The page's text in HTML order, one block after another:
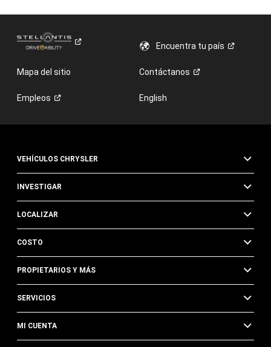
Encuentra tupaís
Mapa del sitio Contáctanos
Empleos English
VEHÍCULOS CHRYSLER
INVESTIGAR
LOCALIZAR
COSTO
PROPIETARIOS Y MÁS
SERVICIOS
MI CUENTA